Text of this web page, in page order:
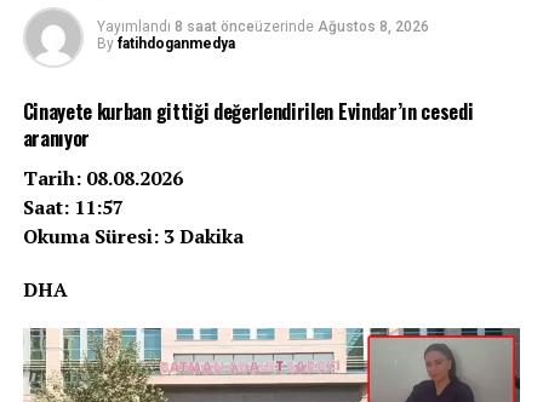
Yayımlandı 8 saat önceüzerinde Ağustos 8, 2026
By fatihdoganmedya
Cinayete kurban gittiği değerlendirilen Evindar’ın cesedi
aranıyor
Tarih: 08.08.2026
Saat: 11:57
Okuma Süresi: 3 Dakika
DHA